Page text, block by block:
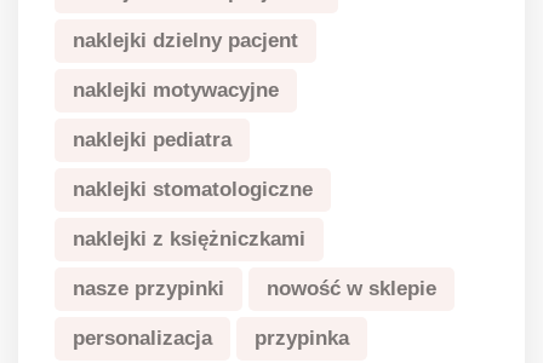
naklejki dzielny pacjent
naklejki motywacyjne
naklejki pediatra
naklejki stomatologiczne
naklejki z księżniczkami
nasze przypinki nowość w sklepie
personalizacja przypinka